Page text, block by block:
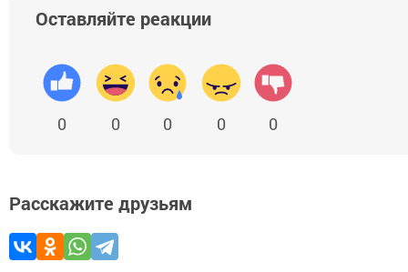
Оставляйте реакции
0 0 0 0 0
Расскажите друзьям